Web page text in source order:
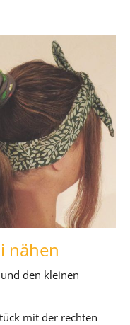
nähen
den kleinen
mit der rechten